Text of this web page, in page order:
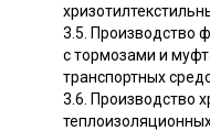
3.5. Производство
с тормозами и
транспортных
3.6. Производство